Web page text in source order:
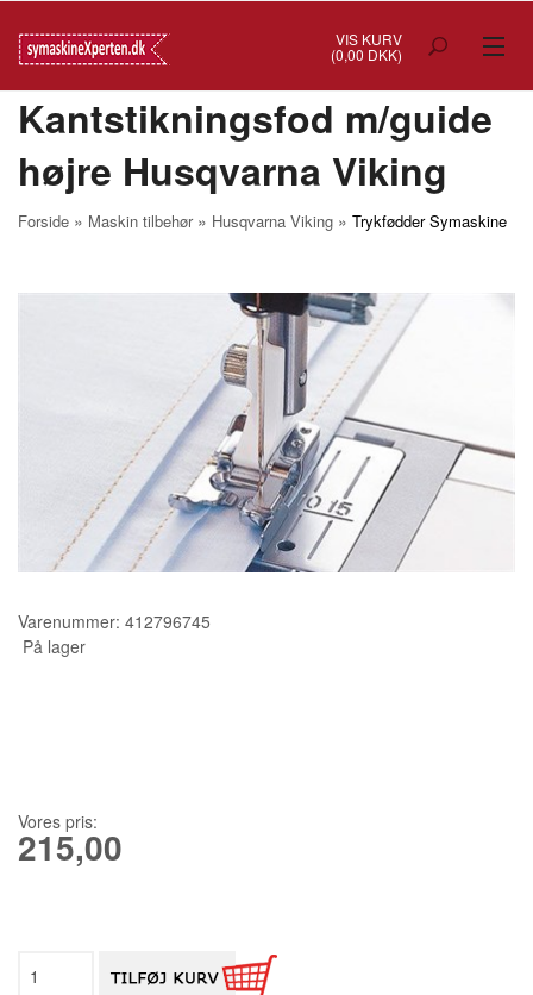
VIS KURV
(0,00 DKK)
TILBUD
SYMASKINER
MASKIN TILBEHØR
SYTILBEHØR
KURSER
SCANNCUT
Kantstikningsfod m/guide
højre Husqvarna Viking
Forside » Maskin tilbehør» Husqvarna Viking » Trykfødder Symaskine
Varenummer: 412796745
På lager
Vores pris:
215,00